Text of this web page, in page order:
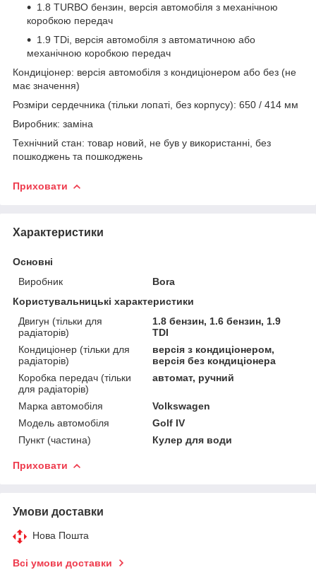
1.8 TURBO бензин, версія автомобіля з механічною
коробкою передач
1.9 TDi, версія автомобіля з автоматичною або
механічною коробкою передач
Кондиціонер: версія автомобіля з кондиціонером або без (не
має значення)
Розміри сердечника (тільки лопаті, без корпусу): 650 / 414 мм
Виробник: заміна
Технічний стан: товар новий, не був у використанні, без
пошкоджень та пошкоджень
Приховати
Характеристики
Основні
Виробник
Bora
Користувальницькі характеристики
Двигун (тільки для
радіаторів)
1.8 бензин, 1.6 бензин, 1.9
TDI
Кондиціонер (тільки для
радіаторів)
версія з кондиціонером,
версія без кондиціонера
Коробка передач (тільки
для радіаторів)
автомат, ручний
Марка автомобіля
Volkswagen
Модель автомобіля
Golf IV
Пункт (частина)
Кулер для води
Приховати
Умови доставки
Нова Пошта
Всі умови доставки